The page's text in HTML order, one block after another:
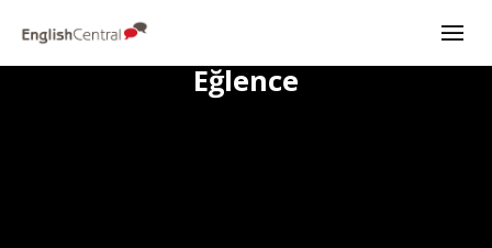
Eğlence